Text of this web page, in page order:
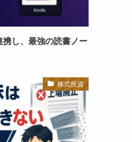
し、最強の読書ノー
株式投資